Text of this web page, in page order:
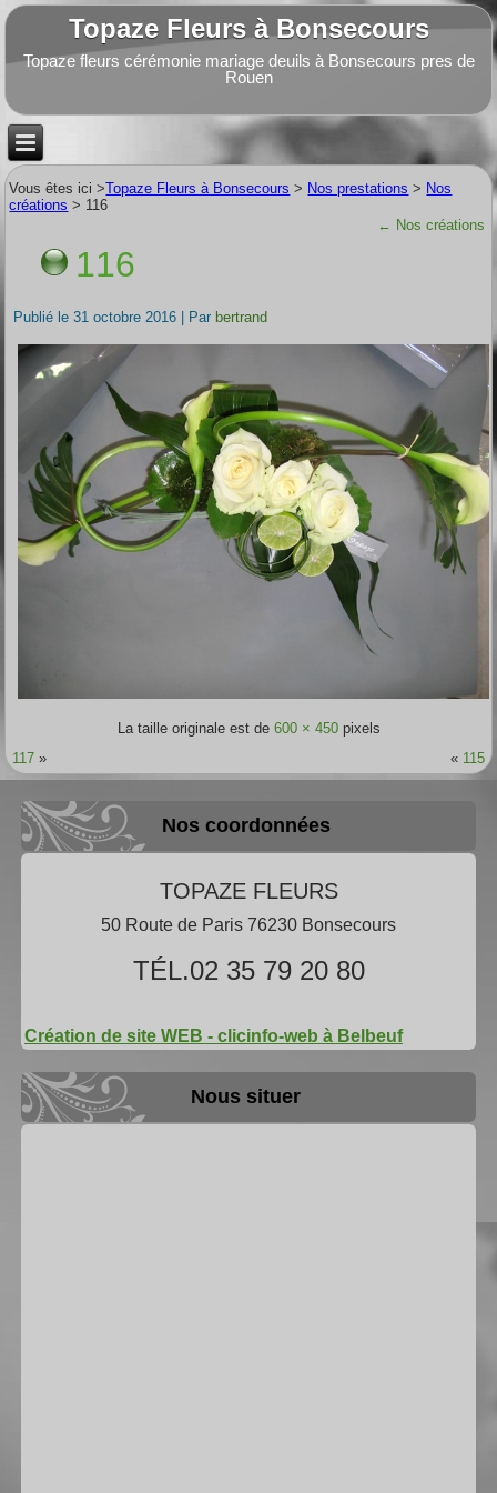
Topaze Fleurs à Bonsecours
Topaze fleurs cérémonie mariage deuils à Bonsecours pres de
Rouen
Vous êtes ici >Topaze Fleurs à Bonsecours > Nos prestations > Nos
créations > 116
← Nos créations
116
Publié le 31 octobre 2016 Par bertrand
La taille originale est de 600 × 450pixels
117 » « 115
Nos coordonnées
TOPAZE FLEURS
50 Route de Paris 76230 Bonsecours
TÉL.02 35 79 20 80
Création de site WEB - clicinfo-web à Belbeuf
Nous situer